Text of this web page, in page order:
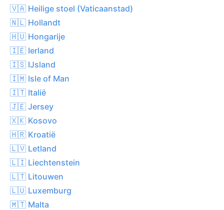
🇻🇦 Heilige stoel (Vaticaanstad)
🇳🇱 Hollandt
🇭🇺 Hongarije
🇮🇪 Ierland
🇮🇸 IJsland
🇮🇲 Isle of Man
🇮🇹 Italië
🇯🇪 Jersey
🇽🇰 Kosovo
🇭🇷 Kroatië
🇱🇻 Letland
🇱🇮 Liechtenstein
🇱🇹 Litouwen
🇱🇺 Luxemburg
🇲🇹 Malta